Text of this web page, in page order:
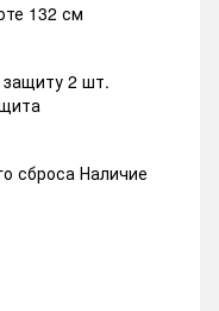
132 см
2 шт.
сброса Наличие